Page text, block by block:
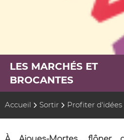
LES MARCHÉS ET
BROCANTES
Accueil Sortir Profiter d'idées